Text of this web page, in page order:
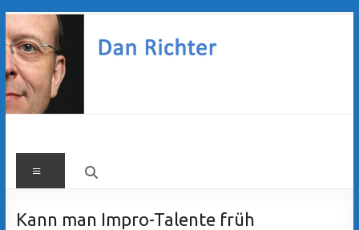
Zum
Inhalt
springen
Dan
Richter
Menü
Kann man Impro-Talente früh